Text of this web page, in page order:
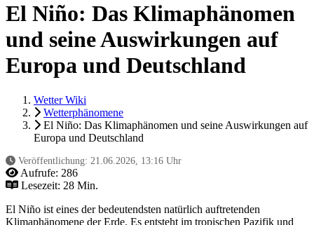
El Niño: Das Klimaphänomen
und seine Auswirkungen auf
Europa und Deutschland
Wetter Wiki
Wetterphänomene
El Niño: Das Klimaphänomen und seine Auswirkungen auf
Europa und Deutschland
Veröffentlichung: 21.06.2026, 13:16 Uhr
Aufrufe: 286
Lesezeit: 28 Min.
El Niño ist eines der bedeutendsten natürlich auftretenden
Klimaphänomene der Erde. Es entsteht im tropischen Pazifik und